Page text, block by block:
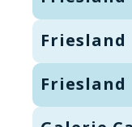
Friesland
Friesland